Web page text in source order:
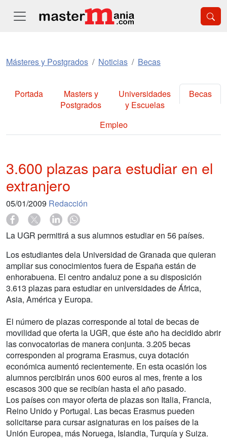
Másteres y Postgrados Noticias Becas
Portada
Masters y
Postgrados
Universidades
y Escuelas
Becas
Empleo
3.600 plazas para estudiar en el
extranjero
05/01/2009 Redacción
La UGR permitirá a sus alumnos estudiar en 56 países.
Los estudiantes dela Universidad de Granada que quieran
ampliar sus conocimientos fuera de España están de
enhorabuena. El centro andaluz pone a su disposición
3.613 plazas para estudiar en universidades de África,
Asia, América y Europa.
El número de plazas corresponde al total de becas de
movilidad que oferta la UGR, que éste año ha decidido abrir
las convocatorias de manera conjunta. 3.205 becas
corresponden al programa Erasmus, cuya dotación
económica aumentó recientemente. En esta ocasión los
alumnos percibirán unos 600 euros al mes, frente a los
escasos 300 que se recibían hasta el año pasado.
Los países con mayor oferta de plazas son Italia, Francia,
Reino Unido y Portugal. Las becas Erasmus pueden
solicitarse para cursar asignaturas en los países de la
Unión Europea, más Noruega, Islandia, Turquía y Suiza.